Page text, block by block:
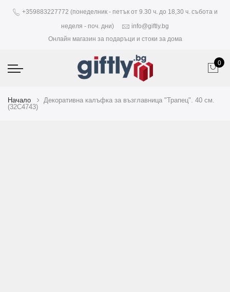
+359883227772 (понеделник - петък от 9.30 ч. до 18,30 ч. събота и
неделя - поч. дни)
info@giftly.bg
Онлайн магазин за подаръци и стоки за дома
0
Начало
Декоративна калъфка за възглавница "Трапец". 40 см.
(32C4743)